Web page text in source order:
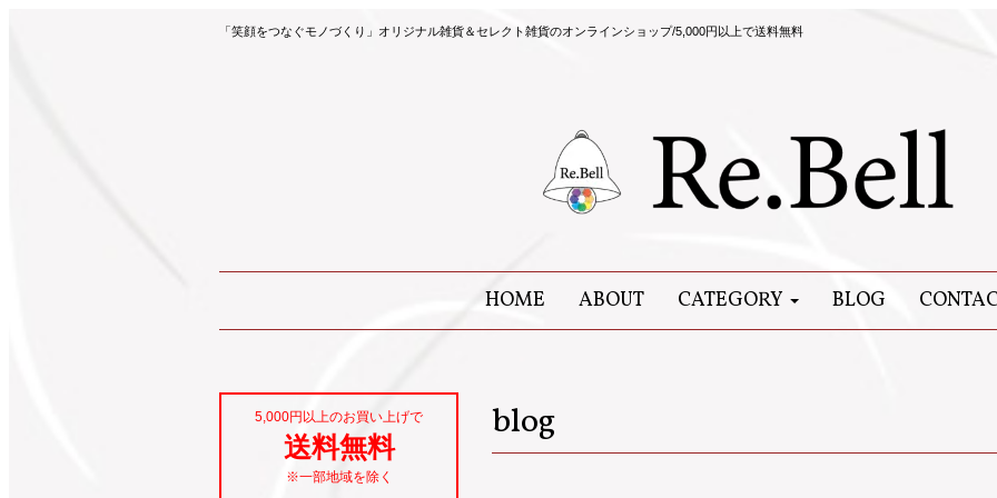
「笑顔をつなぐモノづくり」オリジナル雑貨＆セレクト雑貨のオンラインショップ/5,000円以上で送料無料
HOME ABOUT CATEGORY BLOG
blog
5,000円以上のお買い上げで
送料無料
※一部地域を除く